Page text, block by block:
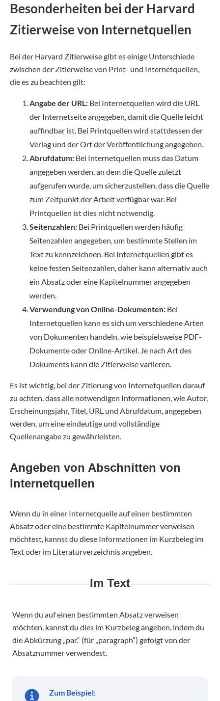
Besonderheiten bei der Harvard
Zitierweise von Internetquellen
Bei der Harvard Zitierweise gibt es einige Unterschiede
zwischen der Zitierweise von Print- und Internetquellen,
die es zu beachten gilt:
Angabe der URL: Bei Internetquellen wird die URL
der Internetseite angegeben, damit die Quelle leicht
auffindbar ist. Bei Printquellen wird stattdessen der
Verlag und der Ort der Veröffentlichung angegeben.
Abrufdatum: Bei Internetquellen muss das Datum
angegeben werden, an dem die Quelle zuletzt
aufgerufen wurde, um sicherzustellen, dass die Quelle
zum Zeitpunkt der Arbeit verfügbar war. Bei
Printquellen ist dies nicht notwendig.
Seitenzahlen: Bei Printquellen werden häufig
Seitenzahlen angegeben, um bestimmte Stellen im
Text zu kennzeichnen. Bei Internetquellen gibt es
keine festen Seitenzahlen, daher kann alternativ auch
ein Absatz oder eine Kapitelnummer angegeben
werden.
Verwendung von Online-Dokumenten: Bei
Internetquellen kann es sich um verschiedene Arten
von Dokumenten handeln, wie beispielsweise PDF-
Dokumente oder Online-Artikel. Je nach Art des
Dokuments kann die Zitierweise variieren.
Es ist wichtig, bei der Zitierung von Internetquellen darauf
zu achten, dass alle notwendigen Informationen, wie Autor,
Erscheinungsjahr, Titel, URL und Abrufdatum, angegeben
werden, um eine eindeutige und vollständige
Quellenangabe zu gewährleisten.
Angeben von Abschnitten von
Internetquellen
Wenn du in einer Internetquelle auf einen bestimmten
Absatz oder eine bestimmte Kapitelnummer verweisen
möchtest, kannst du diese Informationen im Kurzbeleg im
Text oder im Literaturverzeichnis angeben.
Im Text
Wenn du auf einen bestimmten Absatz verweisen
möchten, kannst du dies im Kurzbeleg angeben, indem du
die Abkürzung „par.“ (für „paragraph“) gefolgt von der
Absatznummer verwendest.
Zum Beispiel: